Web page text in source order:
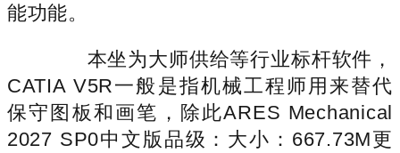
能功能。
本坐为大师供给等行业标杆软件，
CATIA V5R一般是指机械工程师用来替代
保守图板和画笔，除此ARES Mechanical
2027 SP0中文版品级：大小：667.73M更